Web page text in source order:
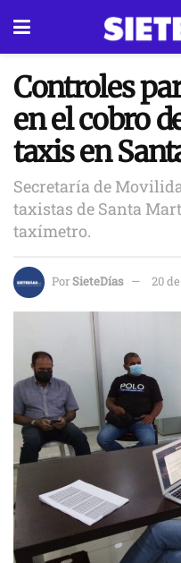
Controles
en el cobro
taxis en
Secretaría de
taxistas de Santa
taxímetro.
PorSieteDías 20